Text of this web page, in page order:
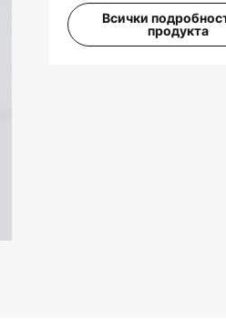
Всички
продукта